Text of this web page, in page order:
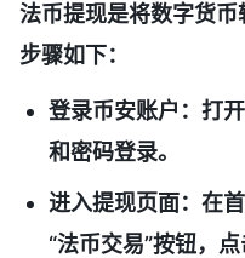
法币提现是将数字货币
步骤如下：
登录币安账户 ：打
和密码登录。
进入提现页面：在
“法币交易”按钮，点